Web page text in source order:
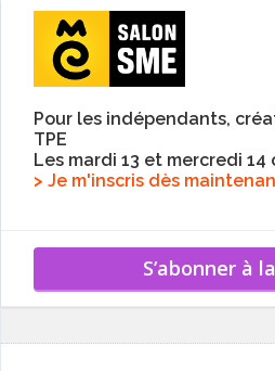
Pour les indépendants,
TPE
Les mardi 13 et mercredi 14
> Je m'inscris dès
S’abonner à